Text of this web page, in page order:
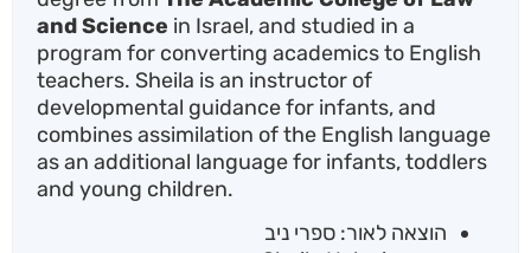
and Science in Israel, and studied in a
program for converting academics to English
teachers. Sheila is an instructor of
developmental guidance for infants, and
combines assimilation of the English language
as an additional language for infants, toddlers
and young children.
הוצאה לאור: ספרי ניב